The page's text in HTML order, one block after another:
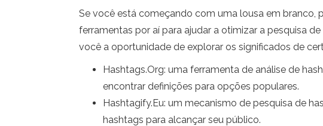
Se você está começando com uma lousa em branco,
ferramentas por aí para ajudar a otimizar a pesquisa
você a oportunidade de explorar os significados de
Hashtags.Org: uma ferramenta de análise de
encontrar definições para opções populares.
Hashtagify.Eu: um mecanismo de pesquisa de
hashtags para alcançar seu público.